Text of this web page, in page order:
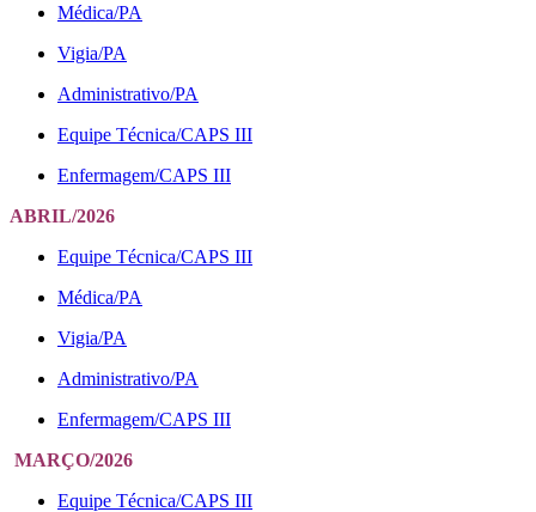
Médica/PA
Vigia/PA
Administrativo/PA
Equipe Técnica/CAPS III
Enfermagem/CAPS III
ABRIL/2026
Equipe Técnica/CAPS III
Médica/PA
Vigia/PA
Administrativo/PA
Enfermagem/CAPS III
MARÇO/2026
Equipe Técnica/CAPS III